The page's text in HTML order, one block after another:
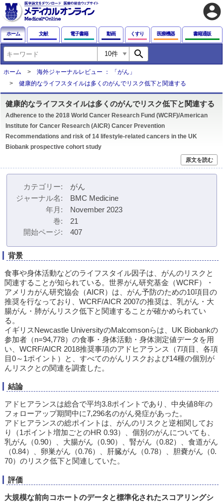
account_circle
ホーム 文献 電子書籍 動画 くすり 医療機器 書籍通販
search
ホーム
海外ジャーナルレビュー ： 「がん」
健康的なライフスタイルは多くのがんでリスク低下と関連する
健康的なライフスタイルは多くのがんでリスク低下と関連する
Adherence to the 2018 World Cancer Research Fund (WCRF)/American
Institute for Cancer Research (AICR) Cancer Prevention
Recommendations and risk of 14 lifestyle-related cancers in the UK
Biobank prospective cohort study
原文を読む
カテゴリー
がん
ジャーナル名
BMC Medicine
年月
November 2023
巻
21
開始ページ
407
背景
食事や身体活動などのライフスタイル因子は、がんのリスクと
関連することが知られている。世界がん研究基金（WCRF）・
アメリカがん研究協会（AICR）は、がん予防のための10項目の
推奨を行なっており、WCRF/AICR 2007の推奨は、乳がん・大
腸がん・肺がんリスク低下と関連することが確かめられてい
る。
イギリスNewcastle UniversityのMalcomsonらは、UK Biobankの
参加者（n=94,778）の食事・身体活動・身体測定値データを用
い、WCRF/AICR 2018推奨事項のアドヒアランス（7項目、各項
目0～1ポイント）と、すべてのがんリスクおよび14種の個別が
んリスクとの関連を調査した。
結論
アドヒアランスは総合で平均3.8ポイントであり、中央値8年の
フォローアップ期間中に7,296名のがん発症があった。
アドヒアランスの総ポイントは、がんのリスクと逆相関してお
り（1ポイント増加ごとのHR 0.93）、個別のがんについても、
乳がん（0.90）、大腸がん（0.90）、腎がん（0.82）、食道がん
（0.84）、卵巣がん（0.76）、肝臓がん（0.78）、胆嚢がん（0.
70）のリスク低下と関連していた。
評価
大規模な前向コホートのデータと標準化されたスコアリングシ